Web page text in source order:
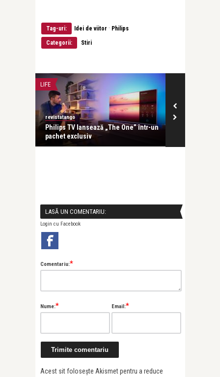
Tag-uri: Idei de viitor · Philips
Categorii: Stiri
LIFE
revistatango
Philips TV lansează „The One” într-un
pachet exclusiv
LASĂ UN COMENTARIU:
Login cu Facebook
Comentariu:*
Nume:* Email:*
Acest sit folosește Akismet pentru a reduce